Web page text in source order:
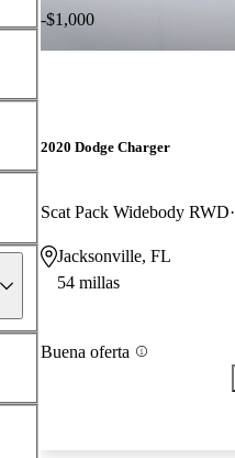
-$1,000
2020 Dodge Charger
Scat Pack Widebody RWD
Jacksonville, FL
54 millas
Buena oferta